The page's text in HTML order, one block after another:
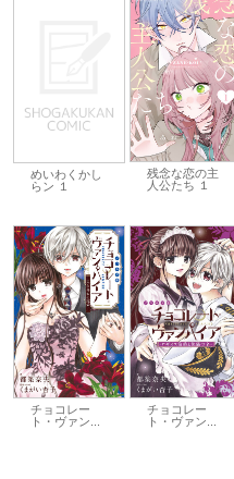
めいわくかし
らン １
残念な恋の主
人公たち １
チョコレー
ト・ヴァン...
チョコレー
ト・ヴァン...